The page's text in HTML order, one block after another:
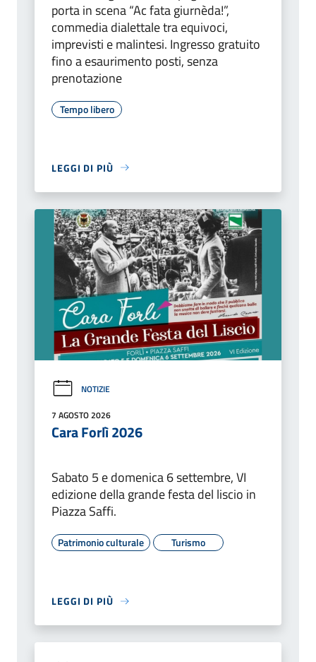
porta in scena “Ac fata giurnèda!”,
commedia dialettale tra equivoci,
imprevisti e malintesi. Ingresso gratuito
fino a esaurimento posti, senza
prenotazione
Tempo libero
LEGGI DI PIÙ
NOTIZIE
7 AGOSTO 2026
Cara Forlì 2026
Sabato 5 e domenica 6 settembre, VI
edizione della grande festa del liscio in
Piazza Saffi.
Patrimonio culturale Turismo
LEGGI DI PIÙ